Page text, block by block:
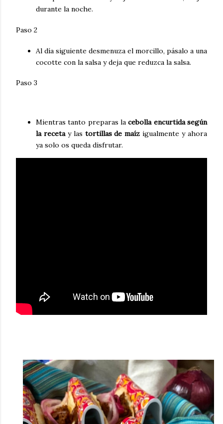
durante la noche.
Paso 2
Al día siguiente desmenuza el morcillo, pásalo a una
cocotte con la salsa y deja que reduzca la salsa.
Paso 3
Mientras tanto preparas la cebolla encurtida según
la recetay las tortillas de maízigualmente y ahora
ya solo os queda disfrutar.